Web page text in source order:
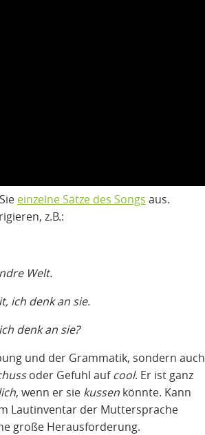
einzelne Sätze des Songs aus.
z.B.:
Welt.
ich denk an sie.
denk an sie?
und der Grammatik, sondern auch
oder Gefuhl aufcool. Er ist ganz
, wenn er sie kussen könnte. Kann
Lautinventar der Muttersprache
große Herausforderung.